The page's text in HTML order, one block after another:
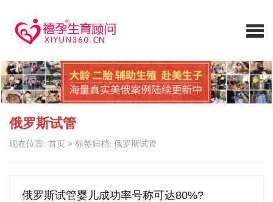
俄罗斯试管
现在位置: 首页 > 标签归档: 俄罗斯试管
俄罗斯试管婴儿成功率号称可达80%?